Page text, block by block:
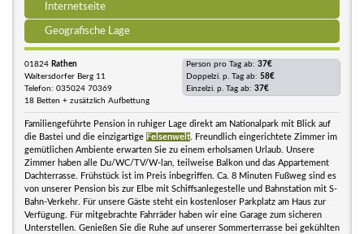
Internetseite
Geografische Lage
01824 Rathen
Waltersdorfer Berg 11
Telefon: 035024 70369
18 Betten + zusätzlich Aufbettung
Person pro Tag ab: 37€
Doppelzi. p. Tag ab: 58€
Einzelzi. p. Tag ab: 37€
Familiengeführte Pension in ruhiger Lage direkt am Nationalpark mit Blick auf
die Bastei und die einzigartige Felsenwelt . Freundlich eingerichtete Zimmer im
gemütlichen Ambiente erwarten Sie zu einem erholsamen Urlaub. Unsere
Zimmer haben alle Du/WC/TV/W-lan, teilweise Balkon und das Appartement
Dachterrasse. Frühstück ist im Preis inbegriffen. Ca. 8 Minuten Fußweg sind es
von unserer Pension bis zur Elbe mit Schiffsanlegestelle und Bahnstation mit S-
Bahn-Verkehr. Für unsere Gäste steht ein kostenloser Parkplatz am Haus zur
Verfügung. Für mitgebrachte Fahrräder haben wir eine Garage zum sicheren
Unterstellen. Genießen Sie die Ruhe auf unserer Sommerterrasse bei gekühlten